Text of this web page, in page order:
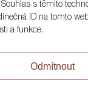
s těmito
ID na tomto
a funkce.
Odmítnout